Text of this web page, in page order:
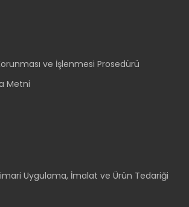
ve İşlenmesi Prosedürü
Metni
Uygulama, İmalat ve Ürün Tedariği